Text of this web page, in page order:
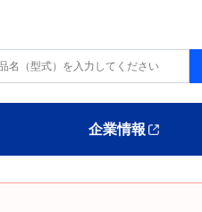
企業情報